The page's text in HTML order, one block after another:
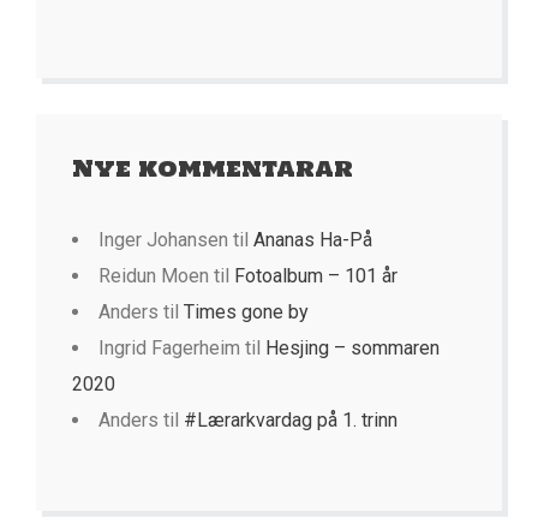
Nye kommentarar
Inger Johansen til Ananas Ha-På
Reidun Moen til Fotoalbum – 101 år
Anders til Times gone by
Ingrid Fagerheim til Hesjing – sommaren
2020
Anders til #Lærarkvardag på 1. trinn